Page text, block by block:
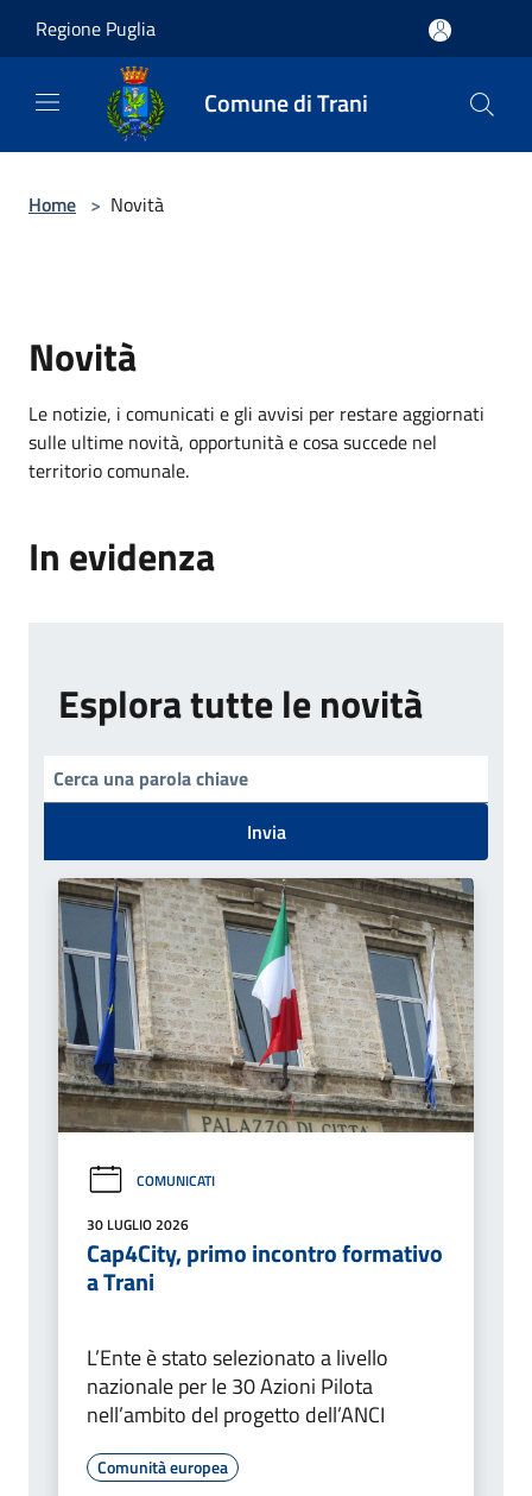
Regione Puglia
Comune di Trani
Home > Novità
Novità
Le notizie, i comunicati e gli avvisi per restare aggiornati
sulle ultime novità, opportunità e cosa succede nel
territorio comunale.
In evidenza
Esplora tutte le novità
Invia
COMUNICATI
30 LUGLIO 2026
Cap4City, primo incontro formativo
a Trani
L’Ente è stato selezionato a livello
nazionale per le 30 Azioni Pilota
nell’ambito del progetto dell’ANCI
Comunità europea